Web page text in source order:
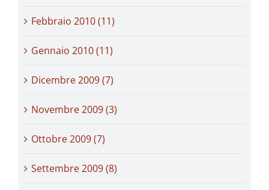
Febbraio 2010 (11)
Gennaio 2010 (11)
Dicembre 2009 (7)
Novembre 2009 (3)
Ottobre 2009 (7)
Settembre 2009 (8)